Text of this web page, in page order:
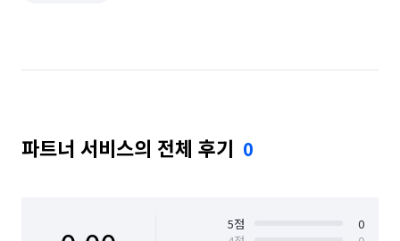
파트너 서비스의 전체 후기 0
5점
0